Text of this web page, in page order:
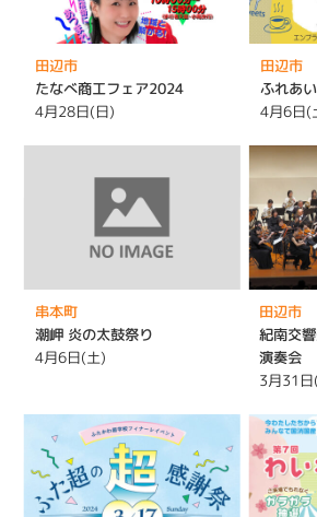
田辺市
たなべ商工フェア2024
4月28日(日)
田辺市
ふれあ
4月6日(
串本町
潮岬 炎の太鼓祭り
4月6日(土)
田辺市
紀南交
演奏会
3月31日